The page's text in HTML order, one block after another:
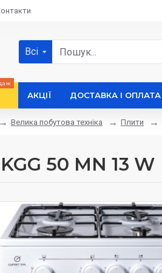
Всі
АКЦІЇ ДОСТАВКА І ОПЛАТА
Велика побутова техніка Плити
50 MN 13 W